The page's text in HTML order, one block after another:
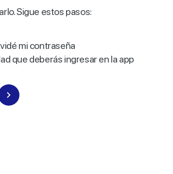
Sigue estos pasos:
mi contraseña
que deberás ingresar en la app